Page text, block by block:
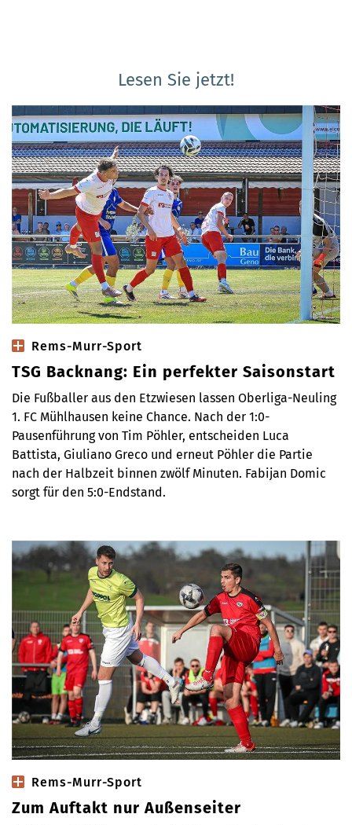
Lesen Sie jetzt!
Rems-Murr-Sport
TSG Backnang: Ein perfekter Saisonstart
Die Fußballer aus den Etzwiesen lassen Oberliga-Neuling
1. FC Mühlhausen keine Chance. Nach der 1:0-
Pausenführung von Tim Pöhler, entscheiden Luca
Battista, Giuliano Greco und erneut Pöhler die Partie
nach der Halbzeit binnen zwölf Minuten. Fabijan Domic
sorgt für den 5:0-Endstand.
Rems-Murr-Sport
Zum Auftakt nur Außenseiter